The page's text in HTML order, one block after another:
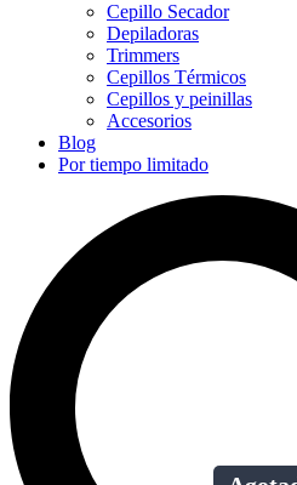
Cepillo Secador
Depiladoras
Trimmers
Cepillos Térmicos
Cepillos y peinillas
Accesorios
Blog
Por tiempo limitado